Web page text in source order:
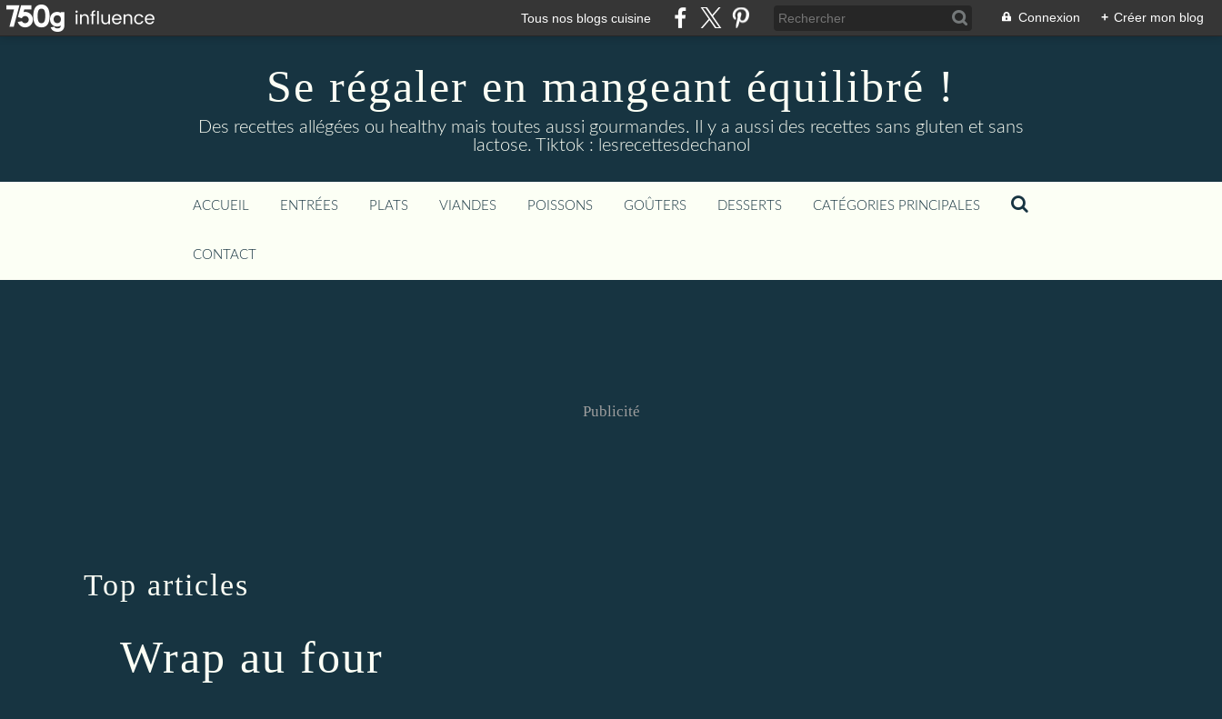
Tous nos blogs cuisine Connexion + Créer mon blog
Se régaler en mangeant équilibré !
Des recettes allégées ou healthy mais toutes aussi gourmandes. Il y a aussi des recettes sans gluten et sans
lactose. Tiktok : lesrecettesdechanol
ACCUEIL ENTRÉES PLATS VIANDES POISSONS GOÛTERS DESSERTS CATÉGORIES PRINCIPALES
CONTACT
Publicité
Top articles
Wrap au four